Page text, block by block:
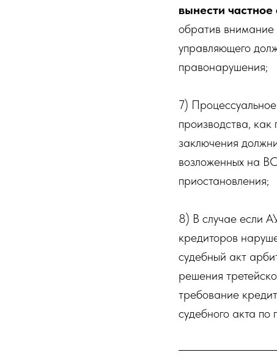
вынести
обратив внимание
управляющего
правонарушения;
7)
производства, как
заключения
возложенных на
приостановления;
8) В случае если
кредиторов
судебный акт
решения
требование
судебного акта